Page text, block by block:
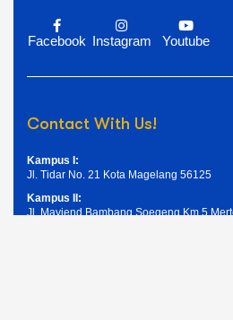
Facebook Instagram Youtube
Contact With Us!
Kampus I:
Jl. Tidar No. 21 Kota Magelang 56125
Kampus II:
Jl. Mayjend Bambang Soegeng Km.5